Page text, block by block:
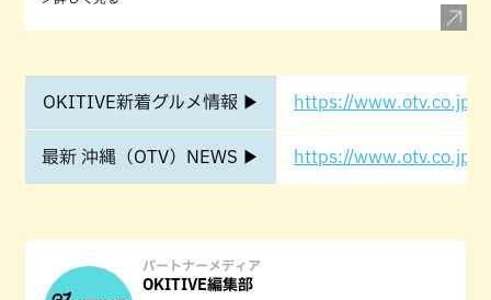
OKITIVE新着グルメ情報 ▶ https://www.otv.co.jp/
最新 沖縄（OTV）NEWS ▶ https://www.otv.co.jp/
パートナーメディア
OKITIVE編集部